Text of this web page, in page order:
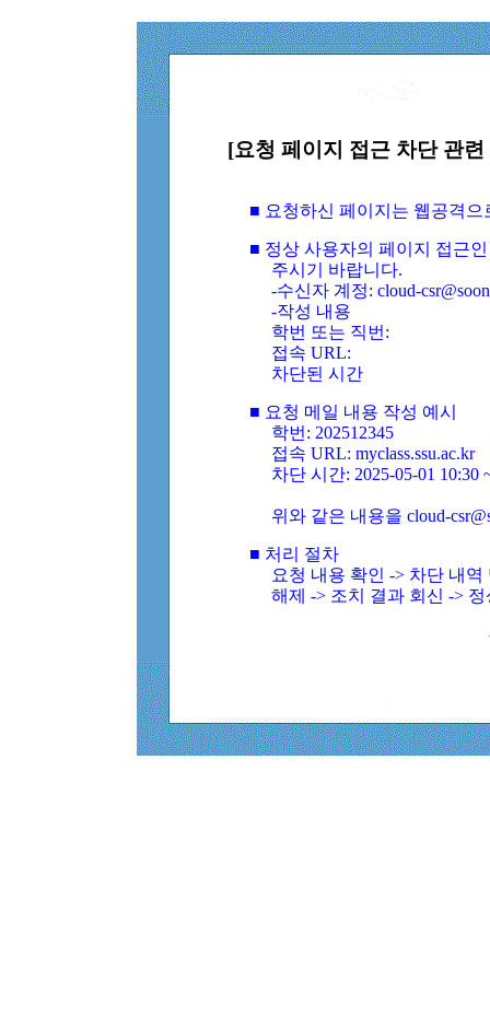
[요청 페이지 접근 차단 관
■ 요청하신 페이지는 웹공격
■ 정상 사용자의 페이지 접근
주시기 바랍니다.
-수신자 계정: cloud-
-작성 내용
학번 또는 직번:
접속 URL:
차단된 시간
■ 요청 메일 내용 작성 예시
학번: 202512345
접속 URL: myclass.ssu.ac.kr
차단 시간: 2025-05-01 10:30
위와 같은 내용을 cloud-
■ 처리 절차
요청 내용 확인 -> 차단 내
해제 -> 조치 결과 회신 ->